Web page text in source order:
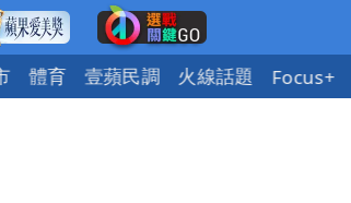
體育 壹蘋民調 火線話題 Focus+